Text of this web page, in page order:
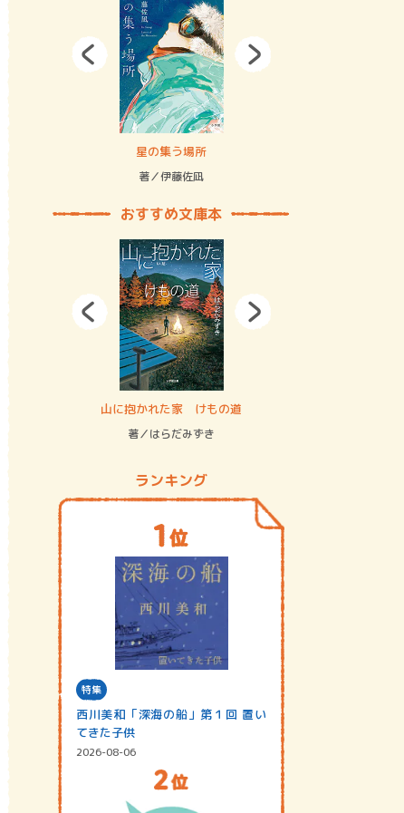
束の… 星の集う場所
著／伊藤佐凪
おすすめ文庫本
ム 山に抱かれた家 けもの道
著／はらだみずき
ランキング
特集
西川美和「深海の船」第１回 置い
てきた子供
2026-08-06